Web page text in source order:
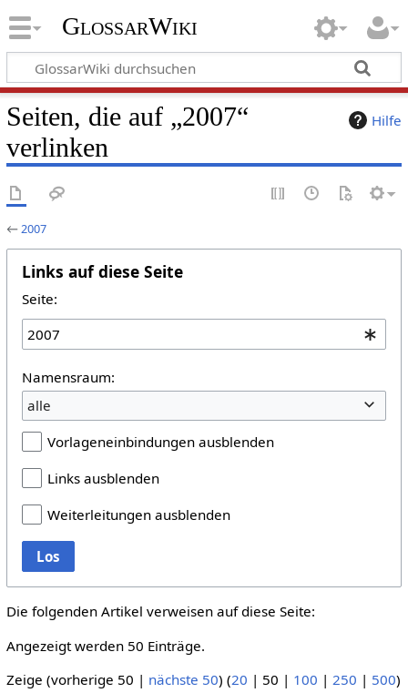
GlossarWiki
Hilfe
Seiten, die auf „2007“
verlinken
←2007
Links auf diese Seite
Seite:
Namensraum:
alle
Vorlageneinbindungen ausblenden
Links ausblenden
Weiterleitungen ausblenden
Los
Die folgenden Artikel verweisen auf diese Seite:
Angezeigt werden 50 Einträge.
Zeige (vorherige 50 | nächste 50) (20 | 50 | 100 | 250 | 500)